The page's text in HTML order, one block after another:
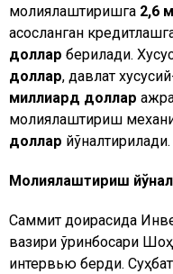
молиялаштиришга 2,6
асосланган
доллар берилади.
доллар, давлат
миллиард доллар
молиялаштириш
доллар йўналтирилади.
Молиялаштириш
Саммит доирасида
вазири ўринбосари
интервью берди.